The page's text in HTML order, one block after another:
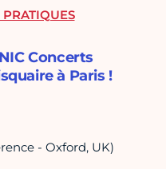
Concerts
à Paris !
- Oxford, UK)